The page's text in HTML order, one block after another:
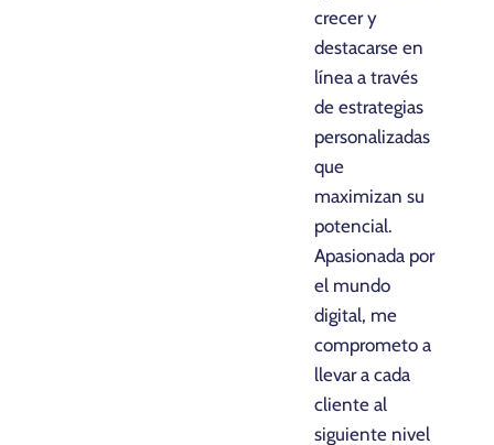
crecer y
destacarse en
línea a través
de estrategias
personalizadas
que
maximizan su
potencial.
Apasionada por
el mundo
digital, me
comprometo a
llevar a cada
cliente al
siguiente nivel